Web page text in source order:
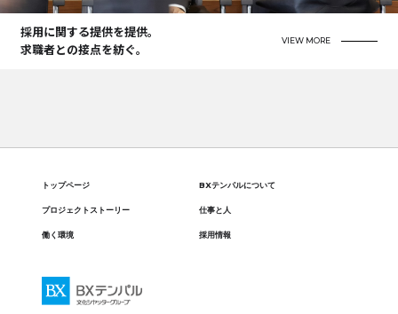
採用に関する提供を提供。
求職者との接点を紡ぐ。
VIEW MORE
トップページ BXテンパルについて
プロジェクトストーリー 仕事と人
働く環境 採用情報